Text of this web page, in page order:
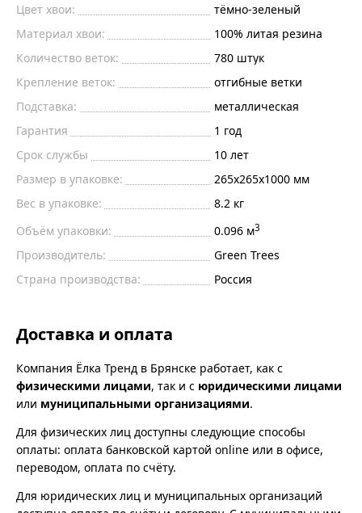
Цвет хвои:
тёмно-зеленый
Материал хвои:
100% литая резина
Количество веток:
780 штук
Крепление веток:
отгибные ветки
Подставка:
металлическая
Гарантия
1 год
Срок службы
10 лет
Размер в упаковке:
265х265х1000 мм
Вес в упаковке:
8.2 кг
Объём упаковки:
0.096 м3
Производитель:
Green Trees
Страна производства:
Россия
Доставка и оплата
Компания Ёлка Тренд в Брянске работает, как с
физическими лицами, так и с юридическими лицами
или муниципальными организациями.
Для физических лиц доступны следующие способы
оплаты: оплата банковской картой online или в офисе,
переводом, оплата по счёту.
Для юридических лиц и муниципальных организаций